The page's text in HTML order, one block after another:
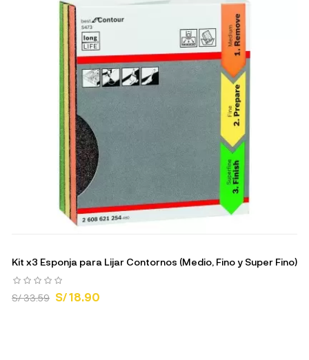
Kit x3 Esponja para Lijar Contornos (Medio, Fino y Super Fino)
S/ 33.59 S/ 18.90